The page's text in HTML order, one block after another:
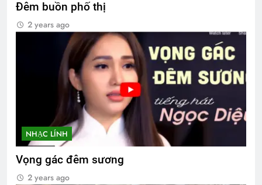
Đêm buồn phố thị
2 years ago
NHẠC LÍNH
Vọng gác đêm sương
2 years ago